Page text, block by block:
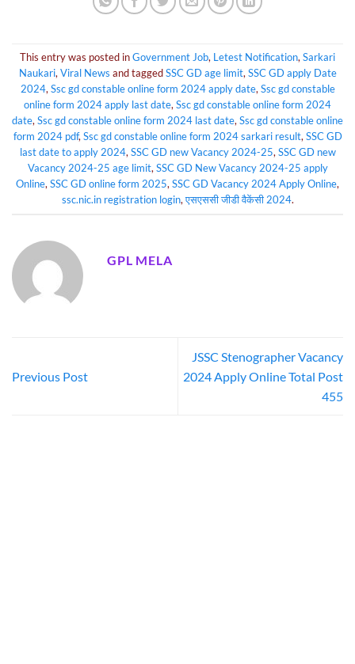
This entry was posted inGovernment Job, Letest Notification, Sarkari
Naukari, Viral News and taggedSSC GD age limit, SSC GD apply Date
2024, Ssc gd constable online form 2024 apply date, Ssc gd constable
online form 2024 apply last date, Ssc gd constable online form 2024
date, Ssc gd constable online form 2024 last date, Ssc gd constable online
form 2024 pdf, Ssc gd constable online form 2024 sarkari result, SSC GD
last date to apply 2024, SSC GD new Vacancy 2024-25, SSC GD new
Vacancy 2024-25 age limit, SSC GD New Vacancy 2024-25 apply
Online, SSC GD online form 2025, SSC GD Vacancy 2024 Apply Online,
ssc.nic.in registration login,एसएससी जीडी वैकेंसी 2024.
GPL MELA
Previous Post
JSSC Stenographer Vacancy
2024 Apply Online Total Post
455